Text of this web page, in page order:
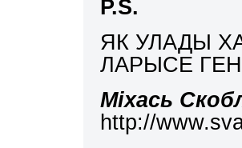
P.S.
ЯК УЛАДЫ
ЛАРЫСЕ
Міхась
http://